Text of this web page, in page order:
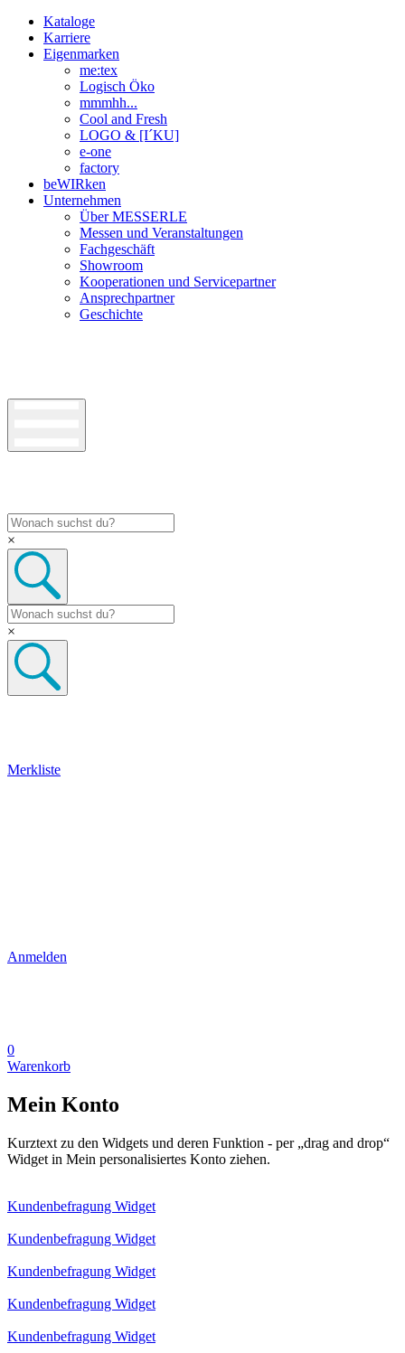
Kataloge
Karriere
Eigenmarken
me:tex
Logisch Öko
mmmhh...
Cool and Fresh
LOGO & [I´KU]
e-one
factory
beWIRken
Unternehmen
Über MESSERLE
Messen und Veranstaltungen
Fachgeschäft
Showroom
Kooperationen und Servicepartner
Ansprechpartner
Geschichte
×
×
Merkliste
Anmelden
0
Warenkorb
Mein Konto
Kurztext zu den Widgets und deren Funktion - per „drag and drop“
Widget in Mein personalisiertes Konto ziehen.
Kundenbefragung Widget
Kundenbefragung Widget
Kundenbefragung Widget
Kundenbefragung Widget
Kundenbefragung Widget